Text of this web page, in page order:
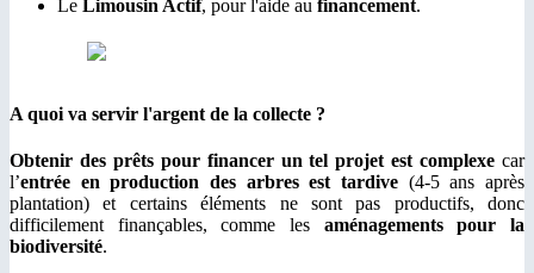
Le Limousin Actif, pour l'aide au financement.
A quoi va servir l'argent de la collecte ?
Obtenir des prêts pour financer un tel projet est complexe car
l’entrée en production des arbres est tardive (4-5 ans après
plantation) et certains éléments ne sont pas productifs, donc
difficilement finançables, comme les aménagements pour la
biodiversité.